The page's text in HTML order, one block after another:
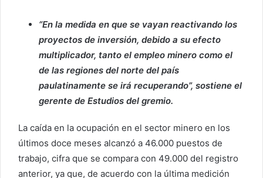
“En la medida en que se vayan reactivando los
proyectos de inversión, debido a su efecto
multiplicador, tanto el empleo minero como el
de las regiones del norte del país
paulatinamente se irá recuperando”, sostiene el
gerente de Estudios del gremio.
La caída en la ocupación en el sector minero en los
últimos doce meses alcanzó a 46.000 puestos de
trabajo, cifra que se compara con 49.000 del registro
anterior, ya que, de acuerdo con la última medición